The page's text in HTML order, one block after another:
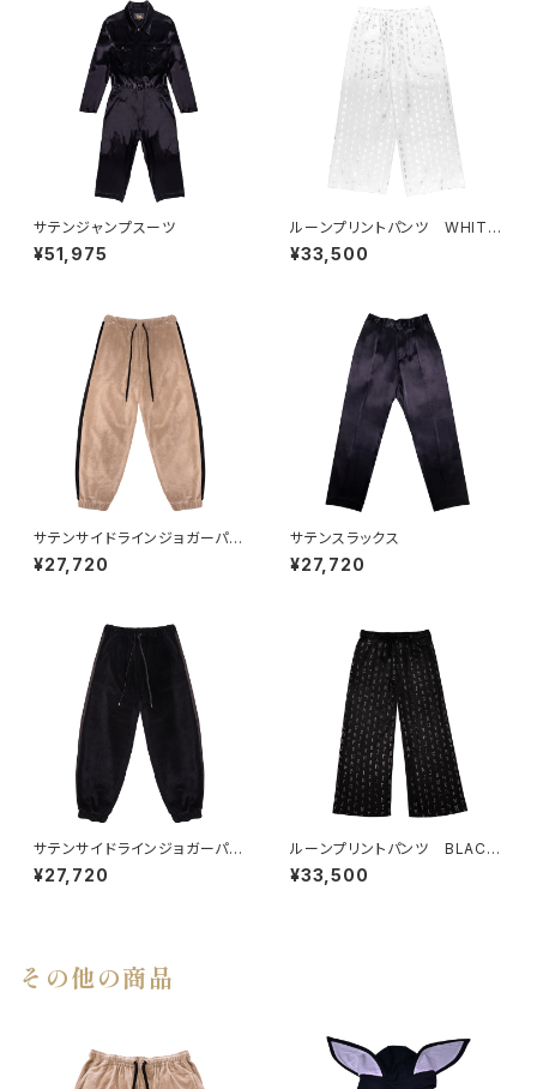
サテンジャンプスーツ
¥51,975
ルーンプリントパンツ WHITE
×SILVER
¥33,500
サテンサイドラインジョガーパン
ツ BEIGE
¥27,720
サテンスラックス
¥27,720
サテンサイドラインジョガーパン
ツ BLACK
¥27,720
ルーンプリントパンツ BLACK
×BLACK
¥33,500
その他の商品